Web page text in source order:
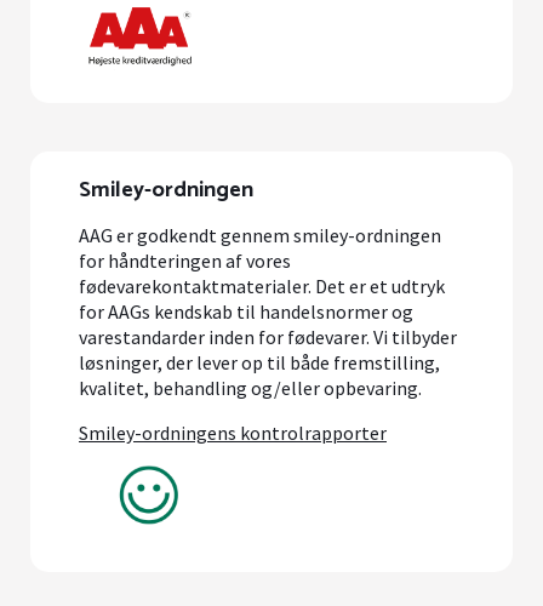
Smiley-ordningen
AAG er godkendt gennem smiley-ordningen
for håndteringen af vores
fødevarekontaktmaterialer. Det er et udtryk
for AAGs kendskab til handelsnormer og
varestandarder inden for fødevarer. Vi tilbyder
løsninger, der lever op til både fremstilling,
kvalitet, behandling og/eller opbevaring.
Smiley-ordningens kontrolrapporter